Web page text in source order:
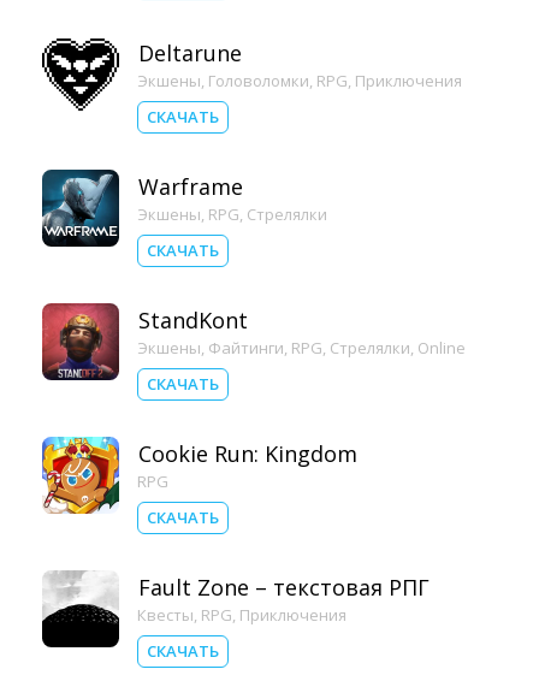
Deltarune
Экшены, Головоломки, RPG, Приключения
СКАЧАТЬ
Warframe
Экшены, RPG, Стрелялки
СКАЧАТЬ
StandKont
Экшены, Файтинги, RPG, Стрелялки, Online
СКАЧАТЬ
Cookie Run: Kingdom
RPG
СКАЧАТЬ
Fault Zone – текстовая РПГ
Квесты, RPG, Приключения
СКАЧАТЬ